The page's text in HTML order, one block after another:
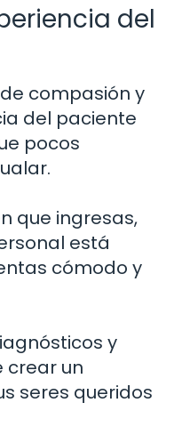
del
compasión y
del paciente
pocos
que ingresas,
está
cómodo y
y
crear un
seres queridos